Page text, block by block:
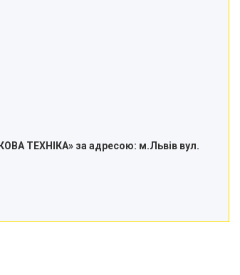
ТЕХНІКА» за адресою: м.Львів вул.